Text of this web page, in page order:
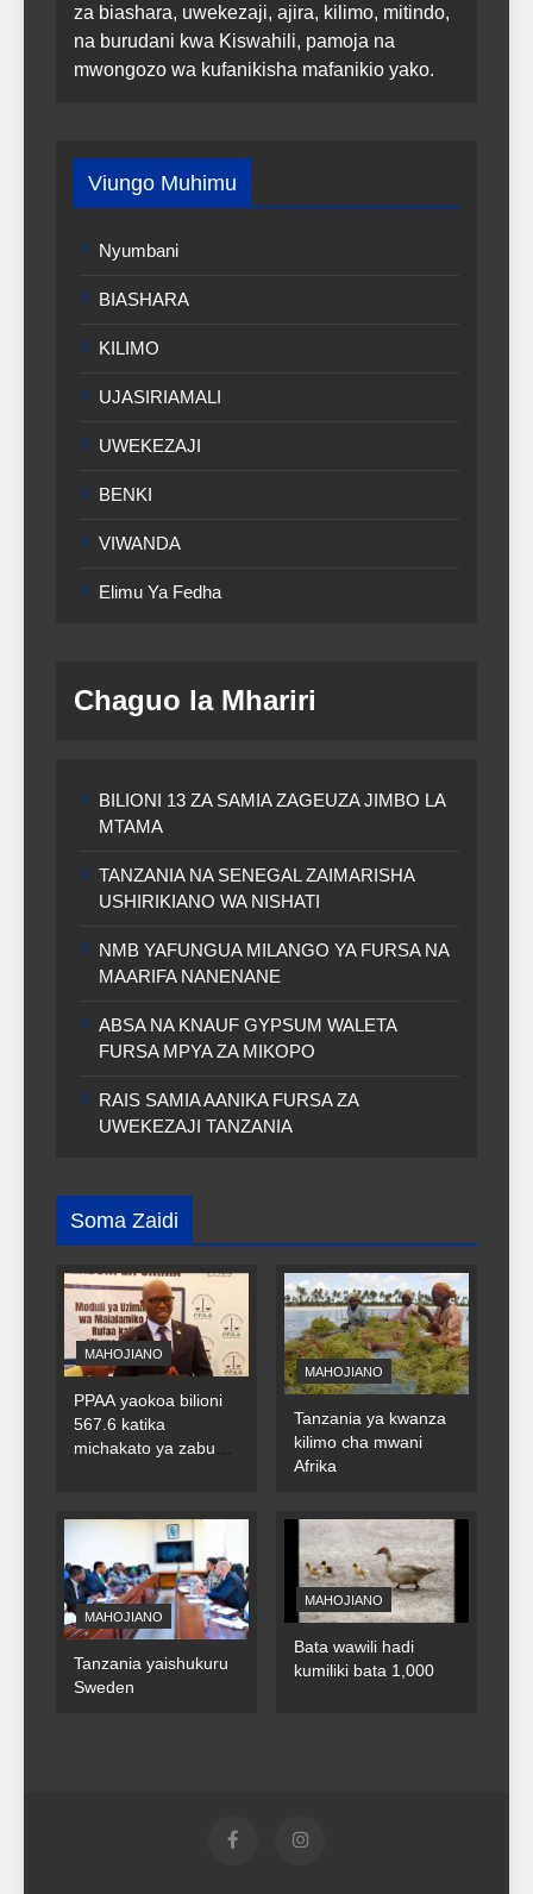
za biashara, uwekezaji, ajira, kilimo, mitindo,
na burudani kwa Kiswahili, pamoja na
mwongozo wa kufanikisha mafanikio yako.
Viungo Muhimu
Nyumbani
BIASHARA
KILIMO
UJASIRIAMALI
UWEKEZAJI
BENKI
VIWANDA
Elimu Ya Fedha
Chaguo la Mhariri
BILIONI 13 ZA SAMIA ZAGEUZA JIMBO LA
MTAMA
TANZANIA NA SENEGAL ZAIMARISHA
USHIRIKIANO WA NISHATI
NMB YAFUNGUA MILANGO YA FURSA NA
MAARIFA NANENANE
ABSA NA KNAUF GYPSUM WALETA
FURSA MPYA ZA MIKOPO
RAIS SAMIA AANIKA FURSA ZA
UWEKEZAJI TANZANIA
Soma Zaidi
MAHOJIANO
PPAA yaokoa bilioni
567.6 katika
michakato ya zabuni
MAHOJIANO
Tanzania ya kwanza
kilimo cha mwani
Afrika
MAHOJIANO
Tanzania yaishukuru
Sweden
MAHOJIANO
Bata wawili hadi
kumiliki bata 1,000